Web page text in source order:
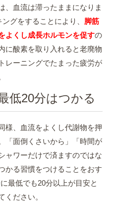
、血流は滞ったままになりま
グをすることにより、 脚筋
よくし成長ホルモンを促すの
に酸素を取り入れると老廃物
レーニングでたまった疲労が
低20分はつかる
様、血流をよくし代謝物を押
「面倒くさいから」「時間が
ャワーだけで済ますのではな
かる習慣をつけることをおす
最低でも20分以上が目安と
ください。